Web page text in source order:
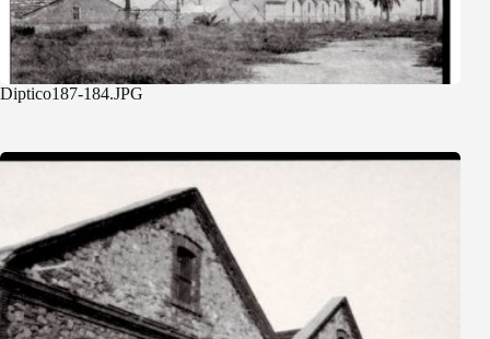
Diptico187-184.JPG